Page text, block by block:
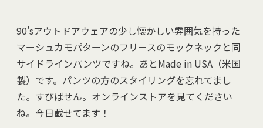
90’sアウトドアウェアの少し懐かしい雰囲気を持った
マーシュカモパターンのフリースのモックネックと同
サイドラインパンツですね。あとMade in USA（米国
製）です。パンツの方のスタイリングを忘れてまし
た。すびばせん。オンラインストアを見てください
ね。今日載せてます！